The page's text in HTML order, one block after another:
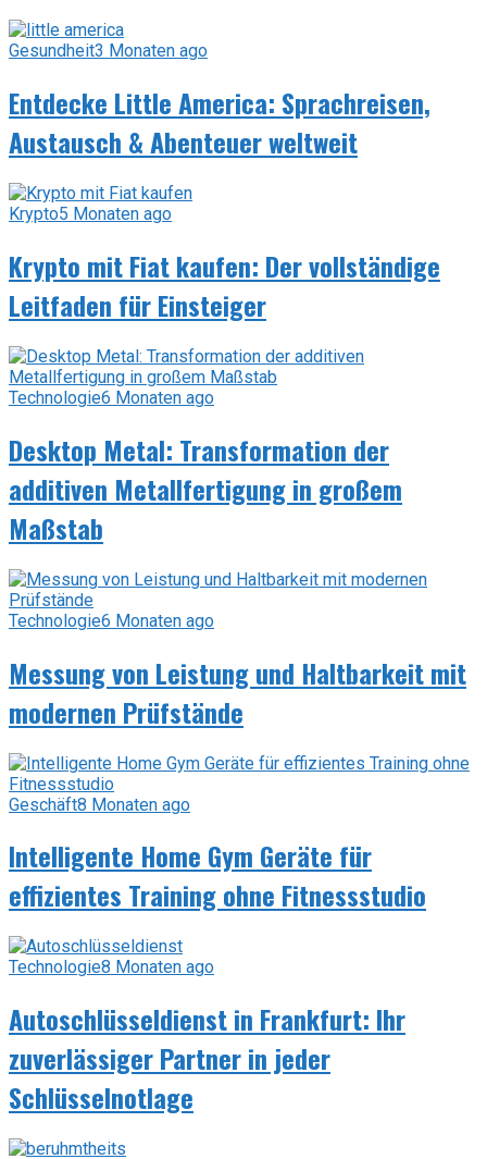
Gesundheit3 Monaten ago
Entdecke Little America: Sprachreisen,
Austausch & Abenteuer weltweit
Krypto5 Monaten ago
Krypto mit Fiat kaufen: Der vollständige
Leitfaden für Einsteiger
Technologie6 Monaten ago
Desktop Metal: Transformation der
additiven Metallfertigung in großem
Maßstab
Technologie6 Monaten ago
Messung von Leistung und Haltbarkeit mit
modernen Prüfstände
Geschäft8 Monaten ago
Intelligente Home Gym Geräte für
effizientes Training ohne Fitnessstudio
Technologie8 Monaten ago
Autoschlüsseldienst in Frankfurt: Ihr
zuverlässiger Partner in jeder
Schlüsselnotlage